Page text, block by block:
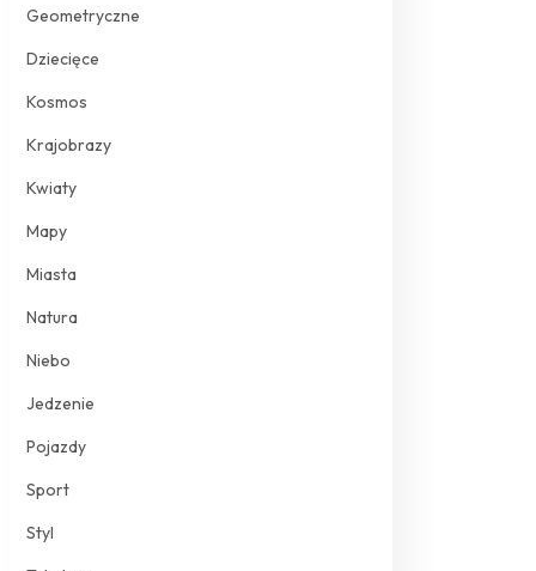
Geometryczne
Dziecięce
Kosmos
Krajobrazy
Kwiaty
Mapy
Miasta
Natura
Niebo
Jedzenie
Pojazdy
Sport
Styl